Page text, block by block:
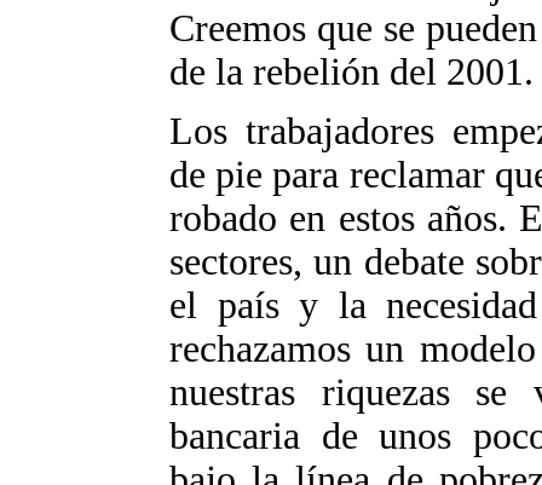
Creemos que se
de la rebelión del 2001.
Los trabajadores
de pie para reclamar
robado en estos años.
sectores, un debate
el país y la
rechazamos un
nuestras riquezas
bancaria de unos